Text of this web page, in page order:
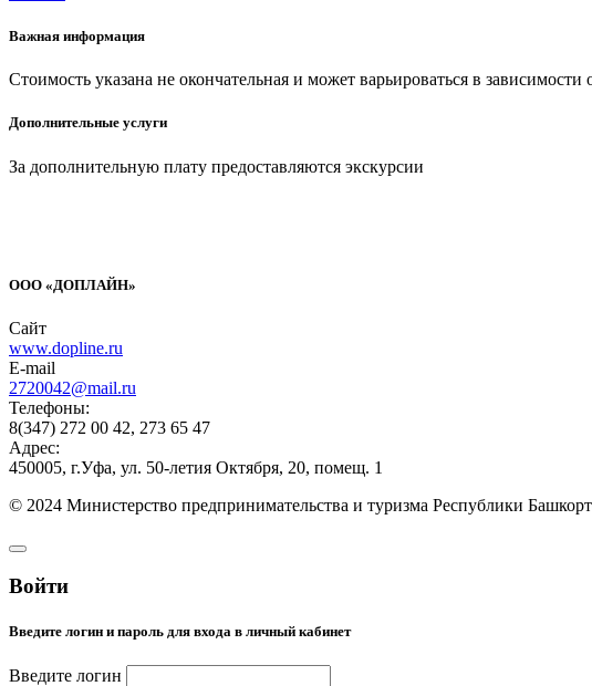
Важная информация
Стоимость указана не окончательная и может варьироваться в
Дополнительные услуги
За дополнительную плату предоставляются экскурсии
ООО «ДОПЛАЙН»
Сайт
www.dopline.ru
E-mail
2720042@mail.ru
Телефоны:
8(347) 272 00 42, 273 65 47
Адрес:
450005, г.Уфа, ул. 50-летия Октября, 20, помещ. 1
© 2024 Министерство предпринимательства и туризма Республики
Войти
Введите логин и пароль для входа в личный кабинет
Введите логин